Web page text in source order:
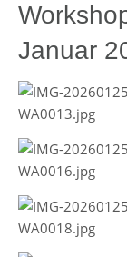
Januar